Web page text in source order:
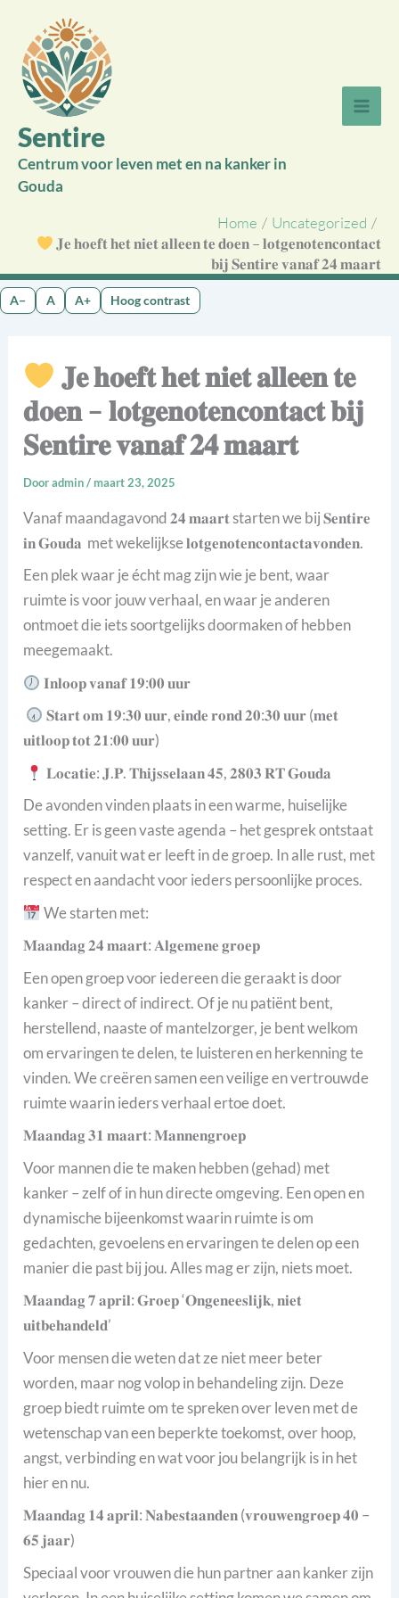
inhoud
Sentire
Centrum voor leven met en na kanker in
Gouda
Home
Uncategorized
𝐉𝐞 𝐡𝐨𝐞𝐟𝐭 𝐡𝐞𝐭 𝐧𝐢𝐞𝐭 𝐚𝐥𝐥𝐞𝐞𝐧 𝐭𝐞 𝐝𝐨𝐞𝐧 – 𝐥𝐨𝐭𝐠𝐞𝐧𝐨𝐭𝐞𝐧𝐜𝐨𝐧𝐭𝐚𝐜𝐭
𝐛𝐢𝐣 𝐒𝐞𝐧𝐭𝐢𝐫𝐞 𝐯𝐚𝐧𝐚𝐟 𝟐𝟒 𝐦𝐚𝐚𝐫𝐭
A− A A+ Hoog contrast
𝐉𝐞 𝐡𝐨𝐞𝐟𝐭 𝐡𝐞𝐭 𝐧𝐢𝐞𝐭 𝐚𝐥𝐥𝐞𝐞𝐧 𝐭𝐞
𝐝𝐨𝐞𝐧 – 𝐥𝐨𝐭𝐠𝐞𝐧𝐨𝐭𝐞𝐧𝐜𝐨𝐧𝐭𝐚𝐜𝐭 𝐛𝐢𝐣
𝐒𝐞𝐧𝐭𝐢𝐫𝐞 𝐯𝐚𝐧𝐚𝐟 𝟐𝟒 𝐦𝐚𝐚𝐫𝐭
Dooradmin/ maart 23, 2025
Vanaf maandagavond 𝟐𝟒 𝐦𝐚𝐚𝐫𝐭 starten we bij 𝐒𝐞𝐧𝐭𝐢𝐫𝐞
𝐢𝐧 𝐆𝐨𝐮𝐝𝐚 met wekelijkse 𝐥𝐨𝐭𝐠𝐞𝐧𝐨𝐭𝐞𝐧𝐜𝐨𝐧𝐭𝐚𝐜𝐭𝐚𝐯𝐨𝐧𝐝𝐞𝐧.
Een plek waar je écht mag zijn wie je bent, waar
ruimte is voor jouw verhaal, en waar je anderen
ontmoet die iets soortgelijks doormaken of hebben
meegemaakt.
𝐈𝐧𝐥𝐨𝐨𝐩 𝐯𝐚𝐧𝐚𝐟 𝟏𝟗:𝟎𝟎 𝐮𝐮𝐫
𝐒𝐭𝐚𝐫𝐭 𝐨𝐦 𝟏𝟗:𝟑𝟎 𝐮𝐮𝐫, 𝐞𝐢𝐧𝐝𝐞 𝐫𝐨𝐧𝐝 𝟐𝟎:𝟑𝟎 𝐮𝐮𝐫 (𝐦𝐞𝐭
𝐮𝐢𝐭𝐥𝐨𝐨𝐩 𝐭𝐨𝐭 𝟐𝟏:𝟎𝟎 𝐮𝐮𝐫)
𝐋𝐨𝐜𝐚𝐭𝐢𝐞: 𝐉.𝐏. 𝐓𝐡𝐢𝐣𝐬𝐬𝐞𝐥𝐚𝐚𝐧 𝟒𝟓, 𝟐𝟖𝟎𝟑 𝐑𝐓 𝐆𝐨𝐮𝐝𝐚
De avonden vinden plaats in een warme, huiselijke
setting. Er is geen vaste agenda – het gesprek ontstaat
vanzelf, vanuit wat er leeft in de groep. In alle rust, met
respect en aandacht voor ieders persoonlijke proces.
We starten met:
𝐌𝐚𝐚𝐧𝐝𝐚𝐠 𝟐𝟒 𝐦𝐚𝐚𝐫𝐭: 𝐀𝐥𝐠𝐞𝐦𝐞𝐧𝐞 𝐠𝐫𝐨𝐞𝐩
Een open groep voor iedereen die geraakt is door
kanker – direct of indirect. Of je nu patiënt bent,
herstellend, naaste of mantelzorger, je bent welkom
om ervaringen te delen, te luisteren en herkenning te
vinden. We creëren samen een veilige en vertrouwde
ruimte waarin ieders verhaal ertoe doet.
𝐌𝐚𝐚𝐧𝐝𝐚𝐠 𝟑𝟏 𝐦𝐚𝐚𝐫𝐭: 𝐌𝐚𝐧𝐧𝐞𝐧𝐠𝐫𝐨𝐞𝐩
Voor mannen die te maken hebben (gehad) met
kanker – zelf of in hun directe omgeving. Een open en
dynamische bijeenkomst waarin ruimte is om
gedachten, gevoelens en ervaringen te delen op een
manier die past bij jou. Alles mag er zijn, niets moet.
𝐌𝐚𝐚𝐧𝐝𝐚𝐠 𝟕 𝐚𝐩𝐫𝐢𝐥: 𝐆𝐫𝐨𝐞𝐩 ‘𝐎𝐧𝐠𝐞𝐧𝐞𝐞𝐬𝐥𝐢𝐣𝐤, 𝐧𝐢𝐞𝐭
𝐮𝐢𝐭𝐛𝐞𝐡𝐚𝐧𝐝𝐞𝐥𝐝’
Voor mensen die weten dat ze niet meer beter
worden, maar nog volop in behandeling zijn. Deze
groep biedt ruimte om te spreken over leven met de
wetenschap van een beperkte toekomst, over hoop,
angst, verbinding en wat voor jou belangrijk is in het
hier en nu.
𝐌𝐚𝐚𝐧𝐝𝐚𝐠 𝟏𝟒 𝐚𝐩𝐫𝐢𝐥: 𝐍𝐚𝐛𝐞𝐬𝐭𝐚𝐚𝐧𝐝𝐞𝐧 (𝐯𝐫𝐨𝐮𝐰𝐞𝐧𝐠𝐫𝐨𝐞𝐩 𝟒𝟎 –
𝟔𝟓 𝐣𝐚𝐚𝐫)
Speciaal voor vrouwen die hun partner aan kanker zijn